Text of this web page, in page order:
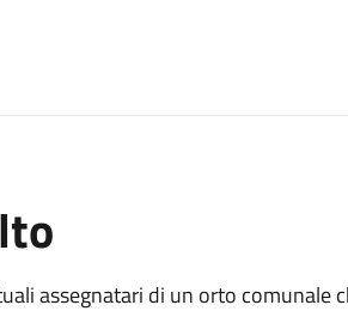
assegnatari di un orto comunale